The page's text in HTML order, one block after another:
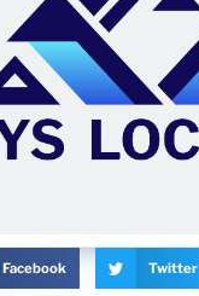
Facebook Twitter